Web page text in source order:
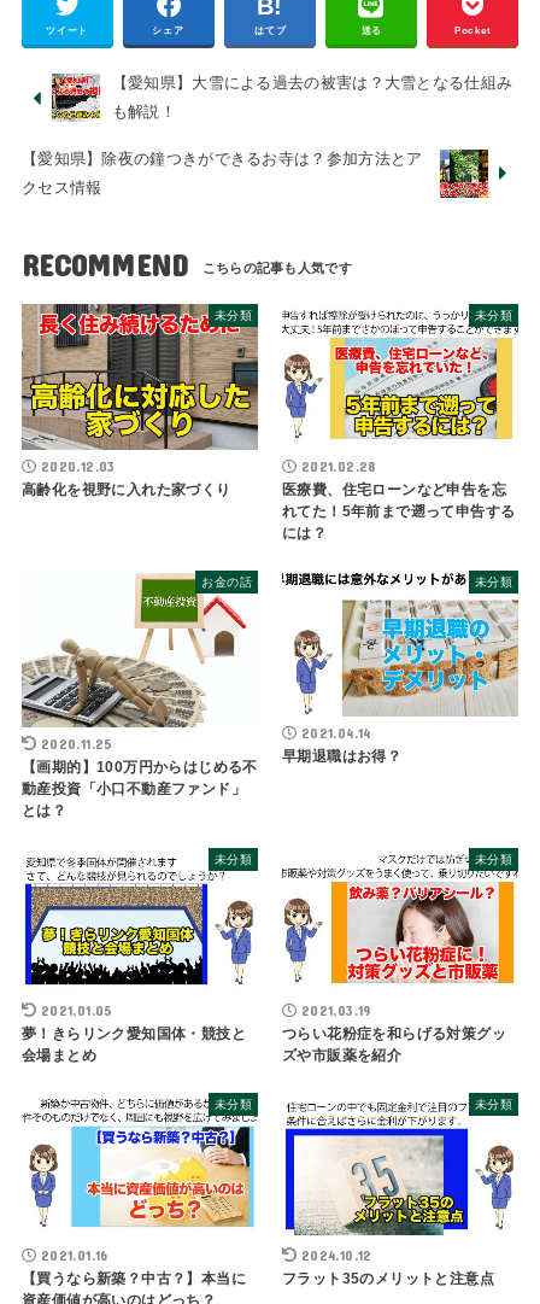
ツイート シェア はてブ 送る Pocket
【愛知県】大雪による過去の被害は？大雪となる仕組み
も解説！
【愛知県】除夜の鐘つきができるお寺は？参加方法とア
クセス情報
RECOMMEND
未分類
2020.12.03
高齢化を視野に入れた家づくり
未分類
2021.02.28
医療費、住宅ローンなど申告を忘
れてた！5年前まで遡って申告する
には？
お金の話
2020.11.25
【画期的】100万円からはじめる不
動産投資「小口不動産ファンド」
とは？
未分類
2021.04.14
早期退職はお得？
未分類
2021.01.05
夢！きらリンク愛知国体・競技と
会場まとめ
未分類
2021.03.19
つらい花粉症を和らげる対策グッ
ズや市販薬を紹介
未分類
2021.01.16
【買うなら新築？中古？】本当に
資産価値が高いのはどっち？
未分類
2024.10.12
フラット35のメリットと注意点